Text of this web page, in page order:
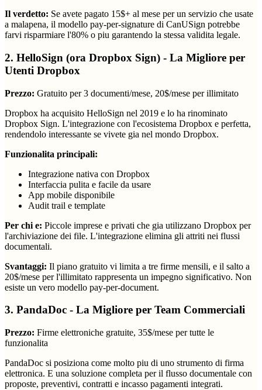
Il verdetto: Se avete pagato 15$+ al mese per un servizio che usate
a malapena, il modello pay-per-signature di CanUSign potrebbe
farvi risparmiare l'80% o piu garantendo la stessa validita legale.
2. HelloSign (ora Dropbox Sign) - La Migliore per
Utenti Dropbox
Prezzo: Gratuito per 3 documenti/mese, 20$/mese per illimitato
Dropbox ha acquisito HelloSign nel 2019 e lo ha rinominato
Dropbox Sign. L'integrazione con l'ecosistema Dropbox e perfetta,
rendendolo interessante se vivete gia nel mondo Dropbox.
Funzionalita principali:
Integrazione nativa con Dropbox
Interfaccia pulita e facile da usare
App mobile disponibile
Audit trail e template
Per chi e: Piccole imprese e privati che gia utilizzano Dropbox per
l'archiviazione dei file. L'integrazione elimina gli attriti nei flussi
documentali.
Svantaggi: Il piano gratuito vi limita a tre firme mensili, e il salto a
20$/mese per l'illimitato rappresenta un impegno significativo. Non
esiste un vero modello pay-per-document.
3. PandaDoc - La Migliore per Team Commerciali
Prezzo: Firme elettroniche gratuite, 35$/mese per tutte le
funzionalita
PandaDoc si posiziona come molto piu di uno strumento di firma
elettronica. E una soluzione completa per il flusso documentale con
proposte, preventivi, contratti e incasso pagamenti integrati.